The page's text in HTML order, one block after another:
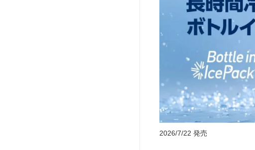
2026/7/22 発売